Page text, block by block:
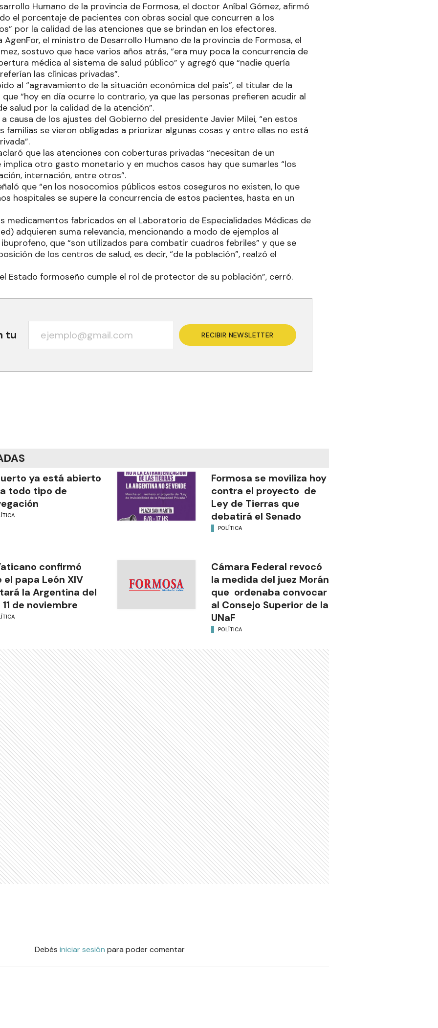
Humano de la provincia de Formosa, el doctor Aníbal Gómez, afirmó
el porcentaje de pacientes con obras social que concurren a los
por la calidad de las atenciones que se brindan en los efectores.
AgenFor, el ministro de Desarrollo Humano de la provincia de Formosa, el
sostuvo que hace varios años atrás, “era muy poca la concurrencia de
médica al sistema de salud público” y agregó que “nadie quería
las clínicas privadas”.
al “agravamiento de la situación económica del país”, el titular de la
“hoy en día ocurre lo contrario, ya que las personas prefieren acudir al
salud por la calidad de la atención”.
causa de los ajustes del Gobierno del presidente Javier Milei, “en estos
familias se vieron obligadas a priorizar algunas cosas y entre ellas no está
que las atenciones con coberturas privadas “necesitan de un
implica otro gasto monetario y en muchos casos hay que sumarles “los
internación, entre otros”.
que “en los nosocomios públicos estos coseguros no existen, lo que
hospitales se supere la concurrencia de estos pacientes, hasta en un
medicamentos fabricados en el Laboratorio de Especialidades Médicas de
adquieren suma relevancia, mencionando a modo de ejemplos al
que “son utilizados para combatir cuadros febriles” y que se
de los centros de salud, es decir, “de la población”, realzó el
Estado formoseño cumple el rol de protector de su población”, cerró.
tu RECIBIR NEWSLETTER
ya está abierto
todo tipo de
Formosa se moviliza hoy
contra el proyecto de
Ley de Tierras que
debatirá el Senado
POLÍTICA
confirmó
el papa León XIV
la Argentina del
11 de noviembre
Cámara Federal revocó
la medida del juez Morán
que ordenaba convocar
al Consejo Superior de la
UNaF
POLÍTICA
Debés iniciar sesión para poder comentar